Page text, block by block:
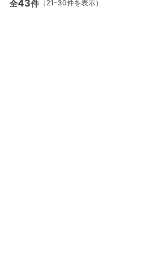
全43件 （21-30件を表示）